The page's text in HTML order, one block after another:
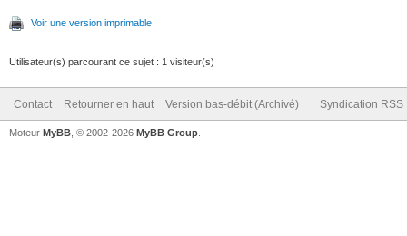
Voir une version imprimable
Utilisateur(s) parcourant ce sujet : 1 visiteur(s)
Contact Retourner en haut Version bas-débit (Archivé) Syndication RSS
Moteur MyBB , © 2002-2026 MyBB Group